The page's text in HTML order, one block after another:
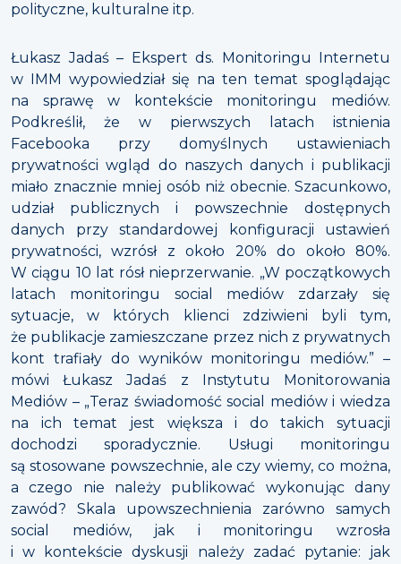
polityczne, kulturalne itp.
Łukasz Jadaś – Ekspert ds. Monitoringu Internetu
w IMM wypowiedział się na ten temat spoglądając
na sprawę w kontekście monitoringu mediów.
Podkreślił, że w pierwszych latach istnienia
Facebooka przy domyślnych ustawieniach
prywatności wgląd do naszych danych i publikacji
miało znacznie mniej osób niż obecnie. Szacunkowo,
udział publicznych i powszechnie dostępnych
danych przy standardowej konfiguracji ustawień
prywatności, wzrósł z około 20% do około 80%.
W ciągu 10 lat rósł nieprzerwanie. „W początkowych
latach monitoringu social mediów zdarzały się
sytuacje, w których klienci zdziwieni byli tym,
że publikacje zamieszczane przez nich z prywatnych
kont trafiały do wyników monitoringu mediów.” –
mówi Łukasz Jadaś z Instytutu Monitorowania
Mediów – „Teraz świadomość social mediów i wiedza
na ich temat jest większa i do takich sytuacji
dochodzi sporadycznie. Usługi monitoringu
są stosowane powszechnie, ale czy wiemy, co można,
a czego nie należy publikować wykonując dany
zawód? Skala upowszechnienia zarówno samych
social mediów, jak i monitoringu wzrosła
i w kontekście dyskusji należy zadać pytanie: jak